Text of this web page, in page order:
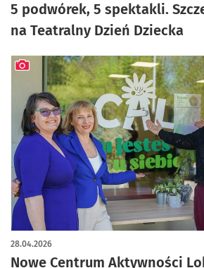
5 podwórek, 5 spektakli.
na Teatralny Dzień Dziecka
Nowe Centrum Aktywności
28.04.2026
artykuł z galerią zdjęć